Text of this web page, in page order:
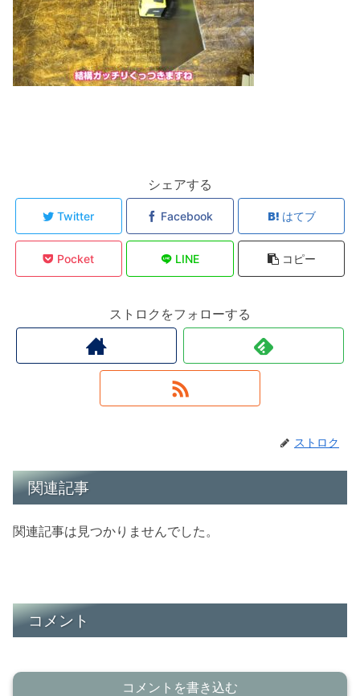
シェアする
Twitter Facebook はてブ
Pocket LINE コピー
ストロクをフォローする
ストロク
関連記事
関連記事は見つかりませんでした。
コメント
コメントを書き込む